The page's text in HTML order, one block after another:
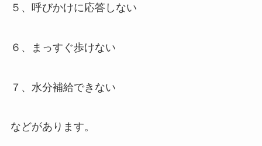
５、呼びかけに応答しない
６、まっすぐ歩けない
７、水分補給できない
などがあります。